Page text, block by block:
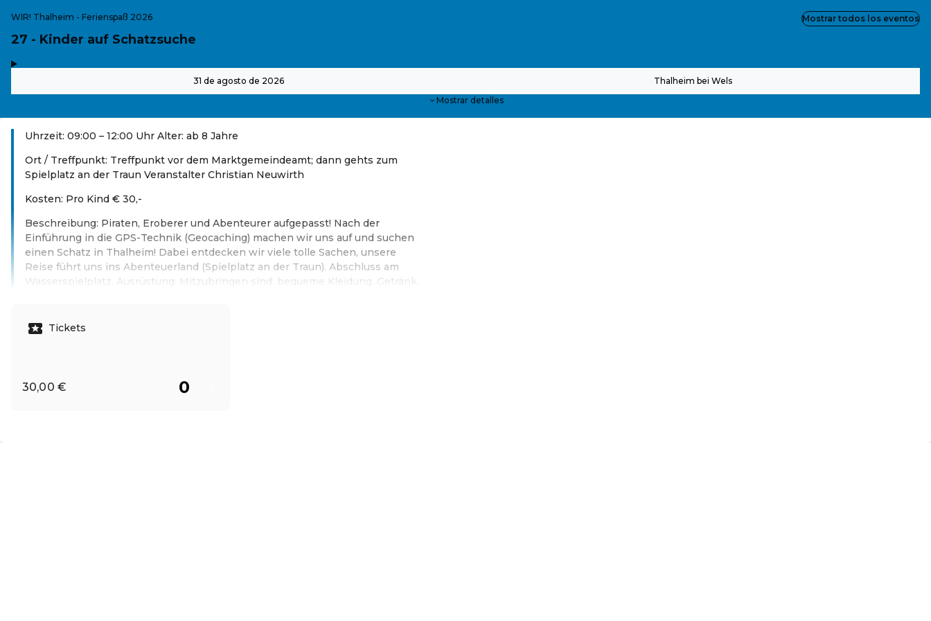
WIR! Thalheim - Ferienspaß 2026
27 - Kinder auf Schatzsuche
31 de agosto de 2026 Thalheim bei Wels
Mostrar detalles
Mostrar todos los eventos
Uhrzeit: 09:00 – 12:00 Uhr Alter: ab 8 Jahre
Ort / Treffpunkt: Treffpunkt vor dem Marktgemeindeamt; dann gehts zum
Spielplatz an der Traun Veranstalter Christian Neuwirth
Kosten: Pro Kind € 30,-
Beschreibung: Piraten, Eroberer und Abenteurer aufgepasst! Nach der
Einführung in die GPS-Technik (Geocaching) machen wir uns auf und suchen
einen Schatz in Thalheim! Dabei entdecken wir viele tolle Sachen, unsere
Reise führt uns ins Abenteuerland (Spielplatz an der Traun). Abschluss am
Wasserspielplatz. Ausrüstung: Mitzubringen sind: bequeme Kleidung, Getränk.
Tickets
30,00 €